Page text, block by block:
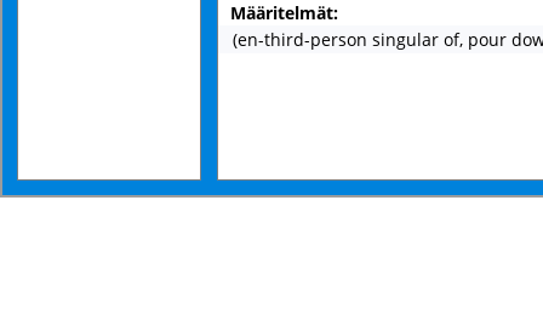
Määritelmät:
(en-third-person singular of, pour